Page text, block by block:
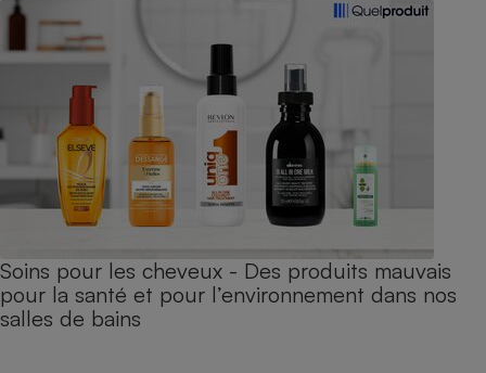
Soins pour les cheveux - Des produits mauvais
pour la santé et pour l’environnement dans nos
salles de bains